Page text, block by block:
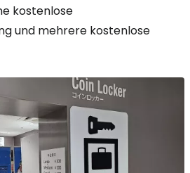
kostenlose
und mehrere kostenlose